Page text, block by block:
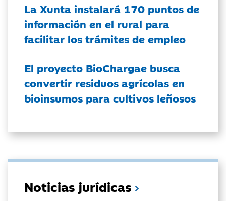
La Xunta instalará 170 puntos de
información en el rural para
facilitar los trámites de empleo
El proyecto BioChargae busca
convertir residuos agrícolas en
bioinsumos para cultivos leñosos
Noticias jurídicas